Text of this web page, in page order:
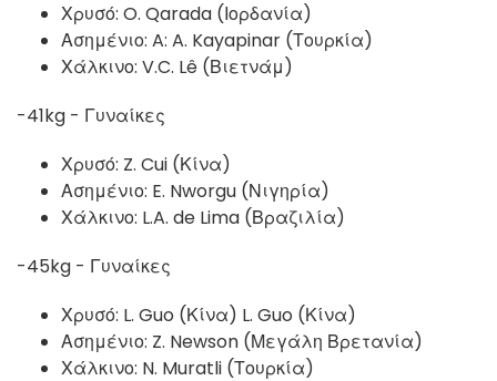
Χρυσό: O. Qarada (Ιορδανία)
Ασημένιο: A: A. Kayapinar (Τουρκία)
Χάλκινο: V.C. Lê (Βιετνάμ)
-41kg - Γυναίκες
Χρυσό: Z. Cui (Κίνα)
Ασημένιο: E. Nworgu (Νιγηρία)
Χάλκινο: L.A. de Lima (Βραζιλία)
-45kg - Γυναίκες
Χρυσό: L. Guo (Κίνα) L. Guo (Κίνα)
Ασημένιο: Z. Newson (Μεγάλη Βρετανία)
Χάλκινο: N. Muratli (Τουρκία)